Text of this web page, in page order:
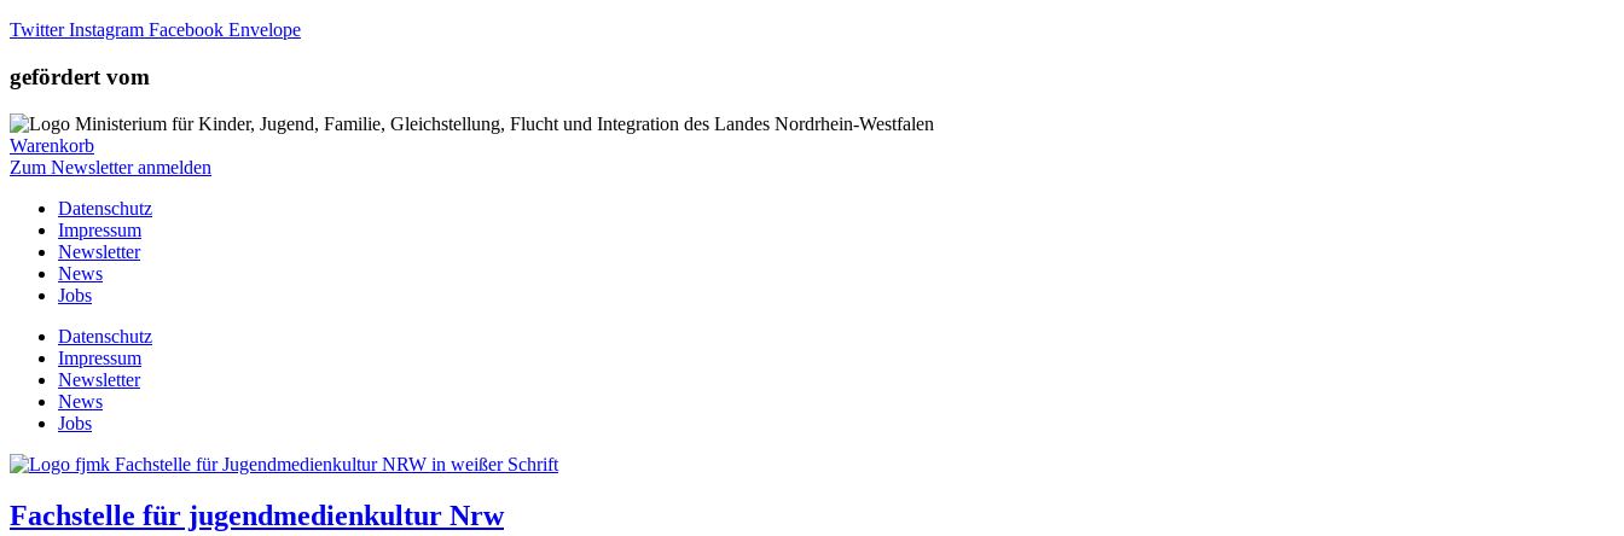
Twitter Instagram Facebook Envelope
gefördert vom
Warenkorb
Zum Newsletter anmelden
Datenschutz
Impressum
Newsletter
News
Jobs
Datenschutz
Impressum
Newsletter
News
Jobs
Fachstelle für jugendmedienkultur Nrw